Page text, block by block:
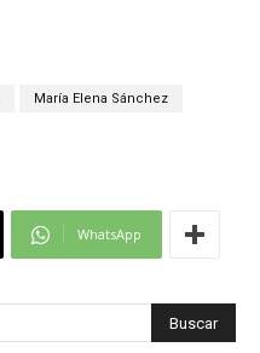
María Elena Sánchez
WhatsApp